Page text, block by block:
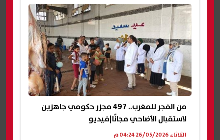
من الفجر للمغرب.. 497 مجزر حكومي جاهزين
لاستقبال الأضاحي مجانًا|فيديو
الثلاثاء 26/05/2026 04:24 م